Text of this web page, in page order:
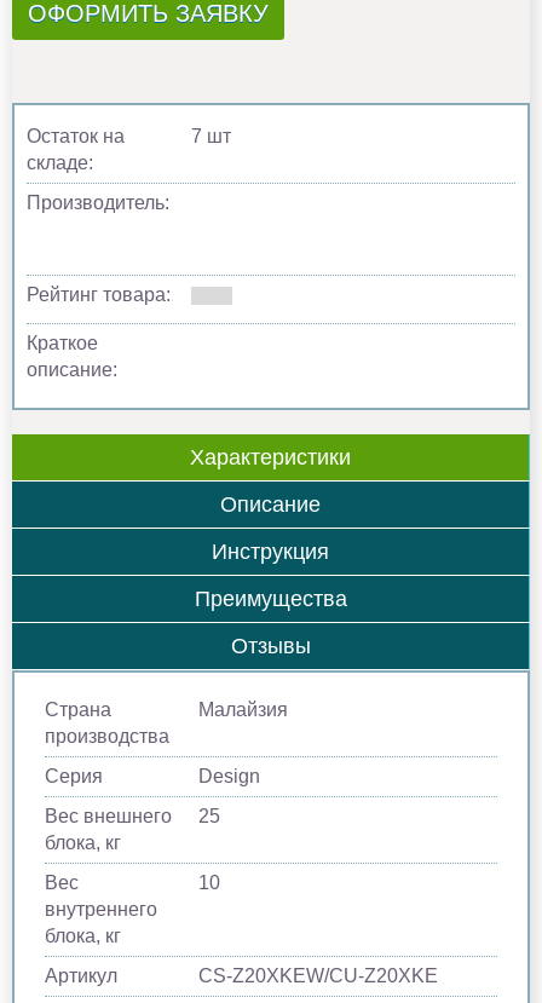
ОФОРМИТЬ ЗАЯВКУ
Остаток на
складе:
7 шт
Производитель:
Рейтинг товара:
Краткое
описание:
Характеристики
Описание
Инструкция
Преимущества
Отзывы
Страна
производства
Малайзия
Серия
Design
Вес внешнего
блока, кг
25
Вес
внутреннего
блока, кг
10
Артикул
CS-Z20XKEW/CU-Z20XKE